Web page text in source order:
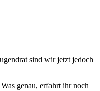
sind wir jetzt jedoch
genau, erfahrt ihr noch